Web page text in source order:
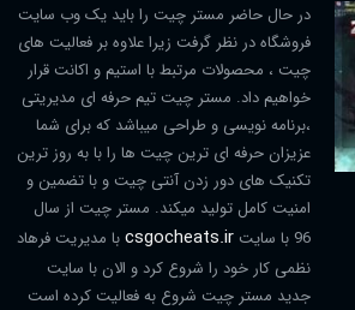
در حال حاضر مستر چیت را باید یک وب سایت
فروشگاه در نظر گرفت زیرا علاوه بر فعالیت های
چیت ، محصولات مرتبط با استیم و اکانت قرار
خواهیم داد. مستر چیت تیم حرفه ای مدیریتی
،برنامه نویسی و طراحی میباشد که برای شما
عزیزان حرفه ای ترین چیت ها را با به روز ترین
تکنیک های دور زدن آنتی چیت و با تضمین و
امنیت کامل تولید میکند. مستر چیت از سال
96 با سایت
csgocheats.irبا مدیریت فرهاد
نظمی کار خود را شروع کرد و الان با سایت
جدید مستر چیت شروع به فعالیت کرده است